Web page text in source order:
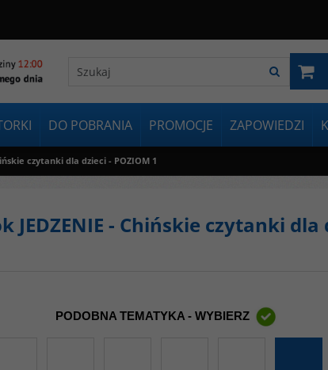
DO POBRANIA PROMOCJE ZAPOWIEDZI
czytanki dla dzieci - POZIOM 1
JEDZENIE - Chińskie czytanki dla
PODOBNA TEMATYKA - WYBIERZ